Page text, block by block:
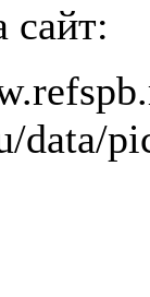
сайт:
data/